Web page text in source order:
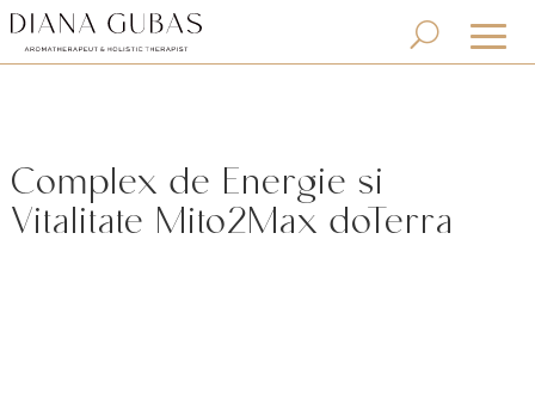
Complex de Energie si
Vitalitate Mito2Max doTerra